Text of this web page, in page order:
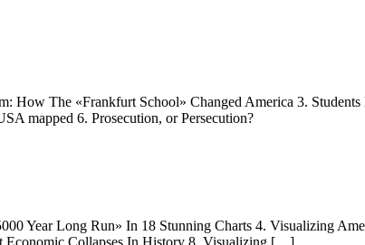
How The «Frankfurt School» Changed America 3.
mapped 6. Prosecution, or Persecution?
Year Long Run» In 18 Stunning Charts 4. Visualizing
Economic Collapses In History 8. Visualizing […]